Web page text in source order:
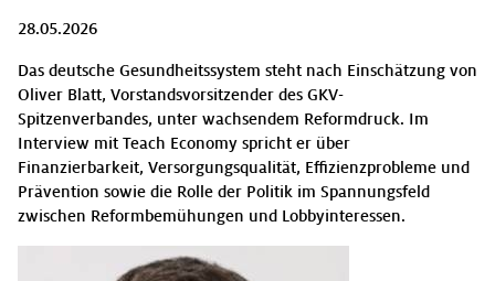
28.05.2026
Das deutsche Gesundheitssystem steht nach Einschätzung von
Oliver Blatt, Vorstandsvorsitzender des GKV-
Spitzenverbandes, unter wachsendem Reformdruck. Im
Interview mit Teach Economy spricht er über
Finanzierbarkeit, Versorgungsqualität, Effizienzprobleme und
Prävention sowie die Rolle der Politik im Spannungsfeld
zwischen Reformbemühungen und Lobbyinteressen.